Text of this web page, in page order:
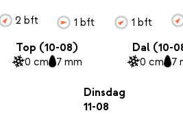
2 bft 1 bft 1 bft
Top (10-08)
0 cm 7 mm
Dal (10-
0 cm 7
Dinsdag
11-08